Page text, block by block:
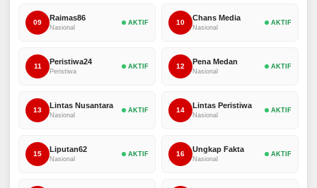
09
Raimas86
Nasional
AKTIF 10
Chans Media
Nasional
AKTIF
11
Peristiwa24
Peristiwa
AKTIF 12
Pena Medan
Nasional
AKTIF
13
Lintas Nusantara
Nasional
AKTIF 14
Lintas Peristiwa
Nasional
AKTIF
15
Liputan62
Nasional
AKTIF 16
Ungkap Fakta
Nasional
AKTIF